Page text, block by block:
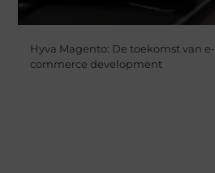
Hyva Magento: De toekomst van e-
commerce development